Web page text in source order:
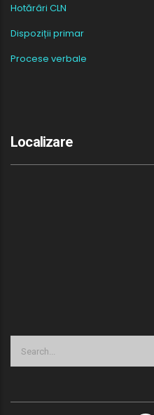
Hotărâri CLN
Dispoziții primar
Procese verbale
Localizare